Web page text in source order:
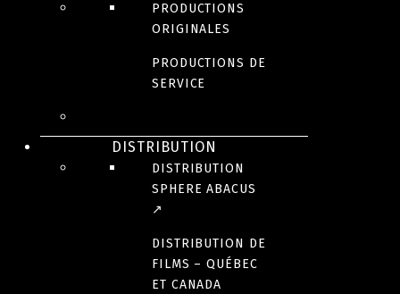
PRODUCTIONS
ORIGINALES
PRODUCTIONS DE
SERVICE
DISTRIBUTION
DISTRIBUTION
SPHERE ABACUS
↗
DISTRIBUTION DE
FILMS – QUÉBEC
ET CANADA
Le cas Roberge